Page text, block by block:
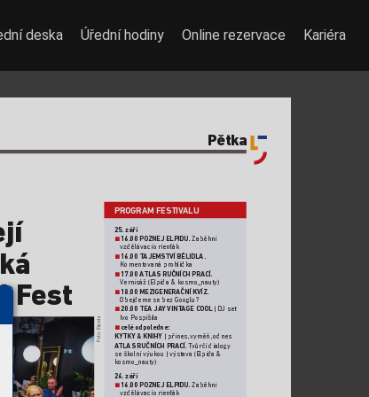
Pětka
Fest
Foto: Elpida
25. září
n 16.00 POZNEJ ELPIDU. Zaběhni
vzdělávací orienťák
n 16.00 TAJEMSTVÍ BĚLIDLA.
Komentovaná prohlídka
n 17.00 ATLAS RUČNÍCH PRACÍ.
Vernisáž (Elpida & kosmo_nauty)
n 18.00 MEZIGENERAČNÍ KVÍZ.
Obejdeme se bez Googlu?
20.00 TEA JAY VINTAGE COOL | DJ set
Ivo Pospíšila
n celé odpoledne:
KYTKY & KNIHY | přines, vyměň, odnes
ATLAS RUČNÍCH PRACÍ. Tvůrčí dialogy
se školní výukou | výstava (Elpida &
kosmo_nauty)
26. září
n 16.00 POZNEJ ELPIDU. Zaběhni
vzdělávací orienťák
PROGRAM FESTIVALU
deska Úřední hodiny Online rezervace Kariéra